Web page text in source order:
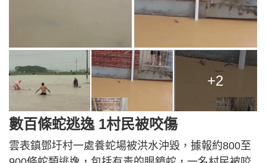
+2
數百條蛇逃逸 1村民被咬傷
雲表鎮鄧圩村一處養蛇場被洪水沖毀，據報約800至